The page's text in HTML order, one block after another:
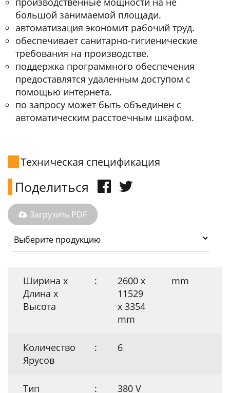
большой занимаемой площади.
автоматизация экономит рабочий труд.
обеспечивает санитарно-гигиенические
требования на производстве.
поддержка программного обеспечения
предоставлятся удаленным доступом с
помощью интернета.
по запросу может быть объединен с
автоматическим расстоечным шкафом.
Техническая спецификация
Поделиться
Загрузить PDF
Ширина х
Длина х
Высота
:
2600 x
11529
x 3354
mm
mm
Количество
Ярусов
: 6
Тип
:
380 V